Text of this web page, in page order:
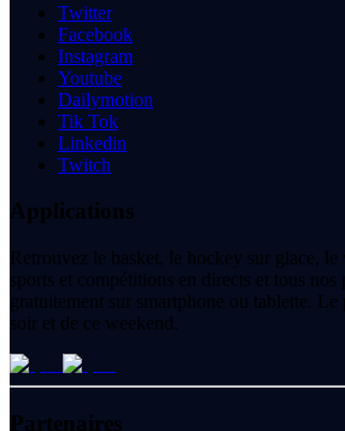
Twitter
Facebook
Instagram
Youtube
Dailymotion
Tik Tok
Linkedin
Twitch
Applications
Retrouvez le basket, le hockey sur glace,
sports et compétitions en directs et tous nos
gratuitement sur smartphone ou tablette.
soir et de ce weekend.
Partenaires